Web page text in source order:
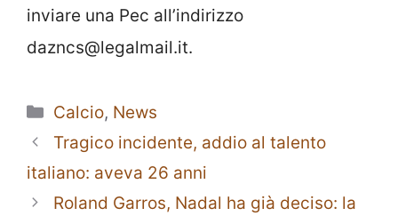
inviare una Pec all’indirizzo
dazncs@legalmail.it.
Categorie
Calcio, News
Tragico incidente, addio al talento
italiano: aveva 26 anni
Roland Garros, Nadal ha già deciso: la